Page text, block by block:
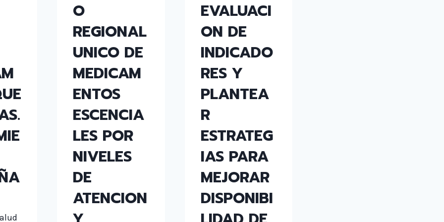
O
REGIONAL
UNICO DE
MEDICAM
ENTOS
ESCENCIA
LES POR
NIVELES
DE
ATENCION
EVALUACI
ON DE
INDICADO
RES Y
PLANTEA
R
ESTRATEG
IAS PARA
MEJORAR
DISPONIBI